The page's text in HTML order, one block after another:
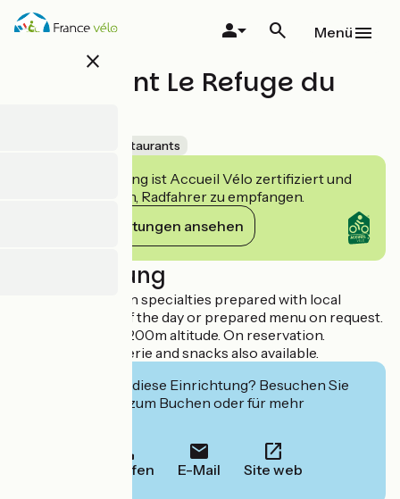
Direkt
zum
close
Menü
Restaurant Le Refuge du
Restaurants
Diese Einrichtung ist Accueil Vélo zertifiziert und
verpflichtet sich, Radfahrer zu empfangen.
Ihre Verpflichtungen ansehen
Beschreibung
Regional mountain specialties prepared with local
products. Menu of the day or prepared menu on request.
On the ridges at 1200m altitude. On reservation.
Breakfasts, brasserie and snacks also available.
Interessiert Sie diese Einrichtung? Besuchen Sie
deren Website zum Buchen oder für mehr
Anrufen E-Mail Site web